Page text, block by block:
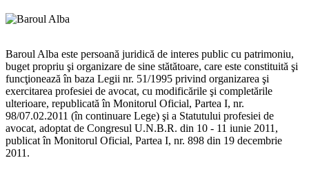
Baroul Alba este persoană juridică de interes public cu patrimoniu,
buget propriu şi organizare de sine stătătoare, care este constituită şi
funcţionează în baza Legii nr. 51/1995 privind organizarea şi
exercitarea profesiei de avocat, cu modificările şi completările
ulterioare, republicată în Monitorul Oficial, Partea I, nr.
98/07.02.2011 (în continuare Lege) şi a Statutului profesiei de
avocat, adoptat de Congresul U.N.B.R. din 10 - 11 iunie 2011,
publicat în Monitorul Oficial, Partea I, nr. 898 din 19 decembrie
2011.